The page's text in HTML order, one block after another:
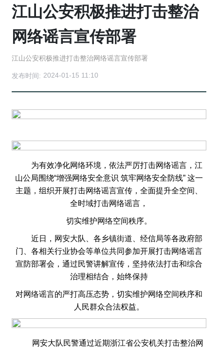
江山公安积极推进打击整治
网络谣言宣传部署
江山公安积极推进打击整治网络谣言宣传部署
发布时间: 2024-01-15 11:10
为有效净化网络环境，依法严厉打击网络谣言，江
山公局围绕“增强网络安全意识 筑牢网络安全防线” 这一
主题，组织开展打击网络谣言宣传，全面提升全空间、
全时域打击网络谣言，
切实维护网络空间秩序。
近日，网安大队、各乡镇街道、经信局等各政府部
门、各相关行业协会等单位共同参加开展打击网络谣言
宣防部署会，通过民警讲解宣传，坚持依法打击和综合
治理相结合，始终保持
对网络谣言的严打高压态势，切实维护网络空间秩序和
人民群众合法权益。
网安大队民警通过近期浙江省公安机关打击整治网